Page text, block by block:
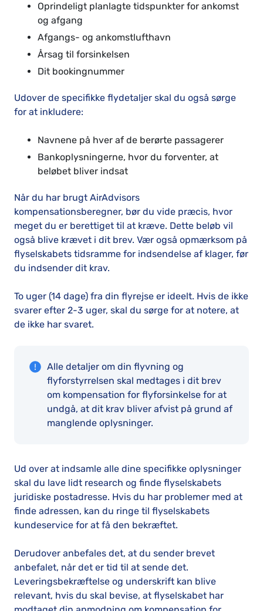
Oprindeligt planlagte tidspunkter for ankomst
og afgang
Afgangs- og ankomstlufthavn
Årsag til forsinkelsen
Dit bookingnummer
Udover de specifikke flydetaljer skal du også sørge
for at inkludere:
Navnene på hver af de berørte passagerer
Bankoplysningerne, hvor du forventer, at
beløbet bliver indsat
Når du har brugt AirAdvisors
kompensationsberegner, bør du vide præcis, hvor
meget du er berettiget til at kræve. Dette beløb vil
også blive krævet i dit brev. Vær også opmærksom på
flyselskabets tidsramme for indsendelse af klager, før
du indsender dit krav.
To uger (14 dage) fra din flyrejse er ideelt. Hvis de ikke
svarer efter 2-3 uger, skal du sørge for at notere, at
de ikke har svaret.
Alle detaljer om din flyvning og
flyforstyrrelsen skal medtages i dit brev
om kompensation for flyforsinkelse for at
undgå, at dit krav bliver afvist på grund af
manglende oplysninger.
Ud over at indsamle alle dine specifikke oplysninger
skal du lave lidt research og finde flyselskabets
juridiske postadresse. Hvis du har problemer med at
finde adressen, kan du ringe til flyselskabets
kundeservice for at få den bekræftet.
Derudover anbefales det, at du sender brevet
anbefalet, når det er tid til at sende det.
Leveringsbekræftelse og underskrift kan blive
relevant, hvis du skal bevise, at flyselskabet har